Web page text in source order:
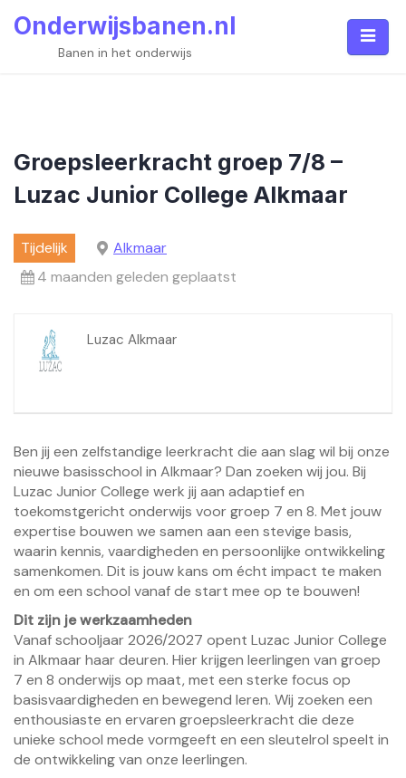
Onderwijsbanen.nl
Banen in het onderwijs
Groepsleerkracht groep 7/8 –
Luzac Junior College Alkmaar
Tijdelijk
Alkmaar
4 maanden geleden geplaatst
Luzac Alkmaar
Ben jij een zelfstandige leerkracht die aan slag wil bij onze
nieuwe basisschool in Alkmaar? Dan zoeken wij jou. Bij
Luzac Junior College werk jij aan adaptief en
toekomstgericht onderwijs voor groep 7 en 8. Met jouw
expertise bouwen we samen aan een stevige basis,
waarin kennis, vaardigheden en persoonlijke ontwikkeling
samenkomen. Dit is jouw kans om écht impact te maken
en om een school vanaf de start mee op te bouwen!
Dit zijn je werkzaamheden
Vanaf schooljaar 2026/2027 opent Luzac Junior College
in Alkmaar haar deuren. Hier krijgen leerlingen van groep
7 en 8 onderwijs op maat, met een sterke focus op
basisvaardigheden en bewegend leren. Wij zoeken een
enthousiaste en ervaren groepsleerkracht die deze
unieke school mede vormgeeft en een sleutelrol speelt in
de ontwikkeling van onze leerlingen.